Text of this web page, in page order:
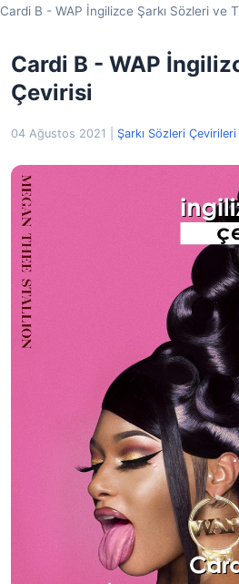
Cardi B - WAP İngilizce Şarkı Sözleri ve
Cardi B - WAP
Çevirisi
04 Ağustos 2021 Şarkı Sözleri Çevirileri